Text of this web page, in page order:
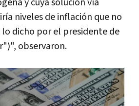
niveles de inflación que no
lo dicho por el presidente de
observaron.